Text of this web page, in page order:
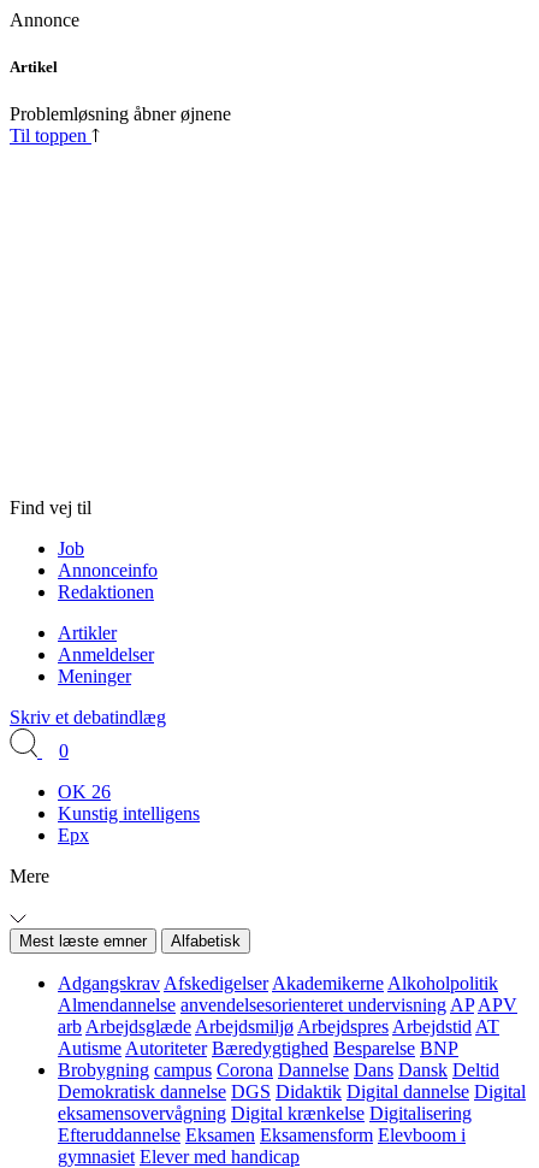
Annonce
Skip
content
Artikel
Problemløsning åbner øjnene
Til toppen
Find vej til
Job
Annonceinfo
Redaktionen
Artikler
Anmeldelser
Meninger
Skriv et debatindlæg
0
OK 26
Kunstig intelligens
Epx
Mere
Mest læste emner Alfabetisk
Adgangskrav Afskedigelser Akademikerne Alkoholpolitik
Almendannelse anvendelsesorienteret undervisning AP APV
arb Arbejdsglæde Arbejdsmiljø Arbejdspres Arbejdstid AT
Autisme Autoriteter Bæredygtighed Besparelse BNP
Brobygning campus Corona Dannelse Dans Dansk Deltid
Demokratisk dannelse DGS Didaktik Digital dannelse Digital
eksamensovervågning Digital krænkelse Digitalisering
Efteruddannelse Eksamen Eksamensform Elevboom i
gymnasiet Elever med handicap